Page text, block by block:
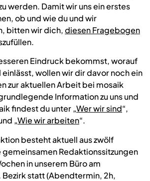
werden. Damit wir uns ein erstes
ob und wie du und wir
bitten wir dich,diesen Fragebogen
Eindruck bekommst, worauf
wollen wir dir davor noch ein
zur aktuellen Arbeit bei mosaik
Information zu uns und
findest du unter „Wer wir sind“,
„Wie wir arbeiten“.
besteht aktuell aus zwölf
gemeinsamen Redaktionssitzungen
in unserem Büro am
Bezirk statt (Abendtermin, 2h,